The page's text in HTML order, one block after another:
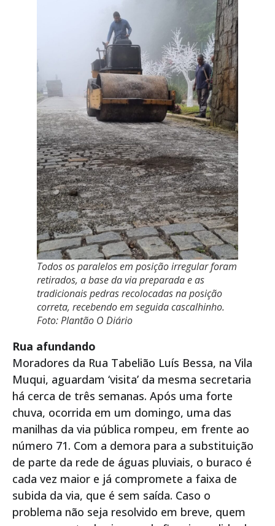
Todos os paralelos em posição irregular foram
retirados, a base da via preparada e as
tradicionais pedras recolocadas na posição
correta, recebendo em seguida cascalhinho.
Foto: Plantão O Diário
Rua afundando
Moradores da Rua Tabelião Luís Bessa, na Vila
Muqui, aguardam ‘visita’ da mesma secretaria
há cerca de três semanas. Após uma forte
chuva, ocorrida em um domingo, uma das
manilhas da via pública rompeu, em frente ao
número 71. Com a demora para a substituição
de parte da rede de águas pluviais, o buraco é
cada vez maior e já compromete a faixa de
subida da via, que é sem saída. Caso o
problema não seja resolvido em breve, quem